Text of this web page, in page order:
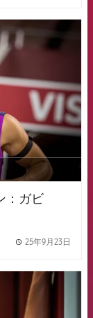
badge
：ガビ
25年9月23日